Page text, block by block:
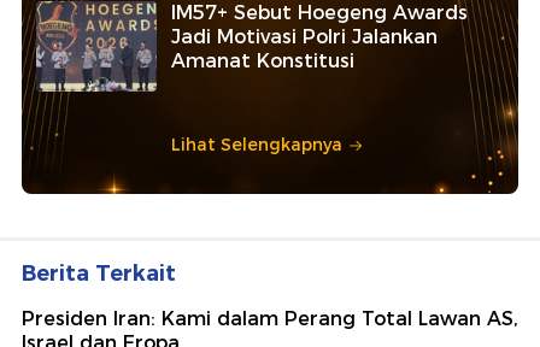
IM57+ Sebut Hoegeng Awards
Jadi Motivasi Polri Jalankan
Amanat Konstitusi
Lihat Selengkapnya
Berita Terkait
Presiden Iran: Kami dalam Perang Total Lawan AS,